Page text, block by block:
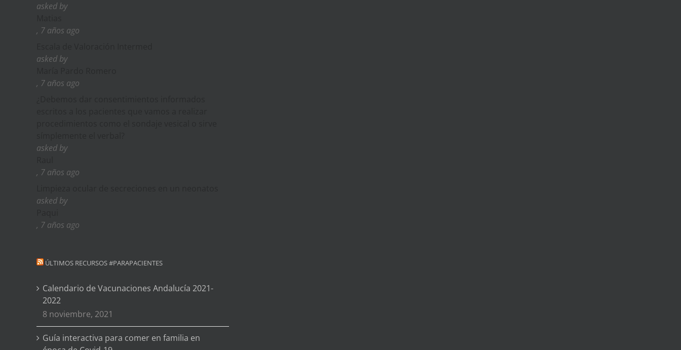
asked by
, 7 años ago
asked by
, 7 años ago
asked by
, 7 años ago
asked by
, 7 años ago
ÚLTIMOS RECURSOS #PARAPACIENTES
Calendario de Vacunaciones Andalucía 2021-
2022
8 noviembre, 2021
Guía interactiva para comer en familia en